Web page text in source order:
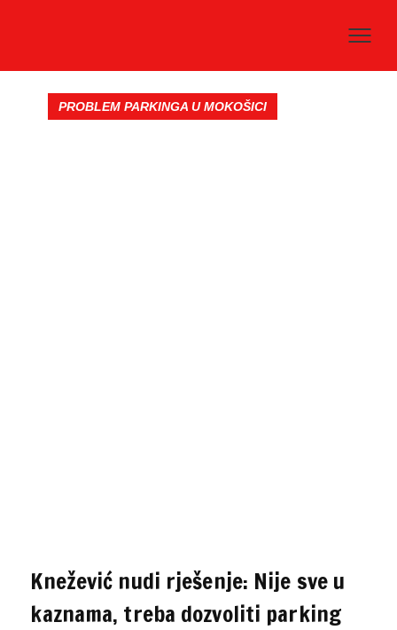
PROBLEM PARKINGA U MOKOŠICI
Knežević nudi rješenje: Nije sve u
kaznama, treba dozvoliti parking